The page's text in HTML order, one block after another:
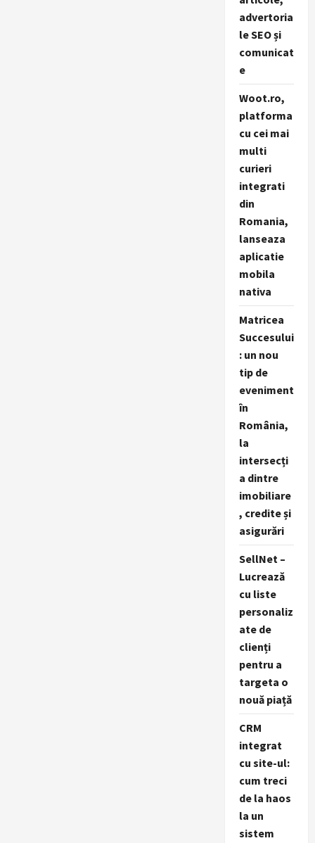
advertoria
le SEO și
comunicat
e
Woot.ro,
platforma
cu cei mai
multi
curieri
integrati
din
Romania,
lanseaza
aplicatie
mobila
nativa
Matricea
Succesului
: un nou
tip de
eveniment
în
România,
la
intersecți
a dintre
imobiliare
, credite și
asigurări
SellNet –
Lucrează
cu liste
personaliz
ate de
clienți
pentru a
targeta o
nouă piață
CRM
integrat
cu site-ul:
cum treci
de la haos
la un
sistem